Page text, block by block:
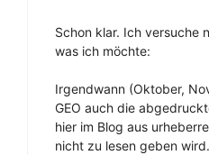
Schon klar. Ich versuche
was ich möchte:
Irgendwann (Oktober,
GEO auch die
hier im Blog aus
nicht zu lesen geben